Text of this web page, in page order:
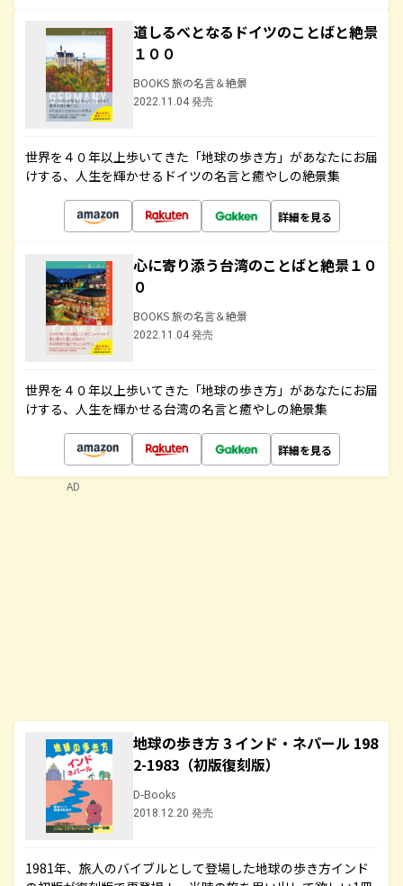
道しるべとなるドイツのことばと絶景
１００
BOOKS 旅の名言＆絶景
2022.11.04 発売
世界を４０年以上歩いてきた「地球の歩き方」があなたにお届
けする、人生を輝かせるドイツの名言と癒やしの絶景集
詳細を見る
心に寄り添う台湾のことばと絶景１０
０
BOOKS 旅の名言＆絶景
2022.11.04 発売
世界を４０年以上歩いてきた「地球の歩き方」があなたにお届
けする、人生を輝かせる台湾の名言と癒やしの絶景集
詳細を見る
地球の歩き方 3 インド・ネパール 198
2-1983（初版復刻版）
D-Books
2018.12.20 発売
1981年、旅人のバイブルとして登場した地球の歩き方インド
AD